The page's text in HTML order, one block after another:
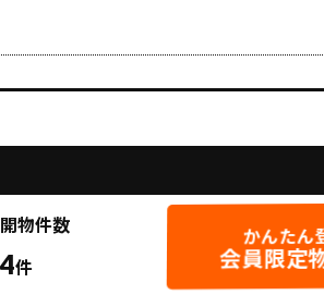
物件数
件
かんたん
会員限定